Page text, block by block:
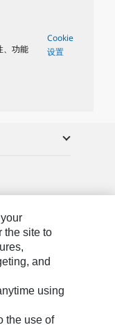
、功能
Cookie
设置
the site to
and
using
the use of